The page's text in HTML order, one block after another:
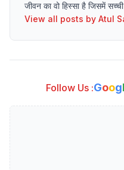
जीवन का वो हिस्सा है जिसमें
View all posts by Atul
Follow Us :Googl